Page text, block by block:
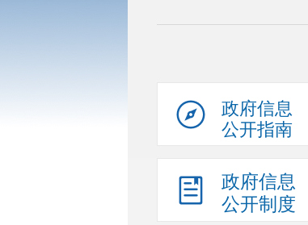
政府信息
公开指南
政府信息
公开制度